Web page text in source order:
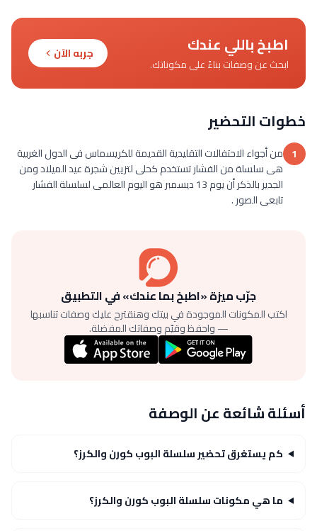
اطبخ باللي عندك
ابحث عن وصفات بناءً على مكوناتك.
جربه الآن
خطوات التحضير
1 من أجواء الاحتفالات التقليدية القديمة للكريسماس فى الدول الغربية
هى سلسلة من الفشار تستخدم كحلى لتزيين شجرة عيد الميلاد ومن
الجدير بالذكر أن يوم 13 ديسمبر هو اليوم العالمى لسلسلة الفشار
تابعى الصور .
جرّب ميزة «اطبخ بما عندك» في التطبيق
اكتب المكونات الموجودة في بيتك وهنقترح عليك وصفات تناسبها
— واحفظ وقيّم وصفاتك المفضلة.
أسئلة شائعة عن الوصفة
كم يستغرق تحضير سلسلة البوب كورن والكرز؟
ما هي مكونات سلسلة البوب كورن والكرز؟